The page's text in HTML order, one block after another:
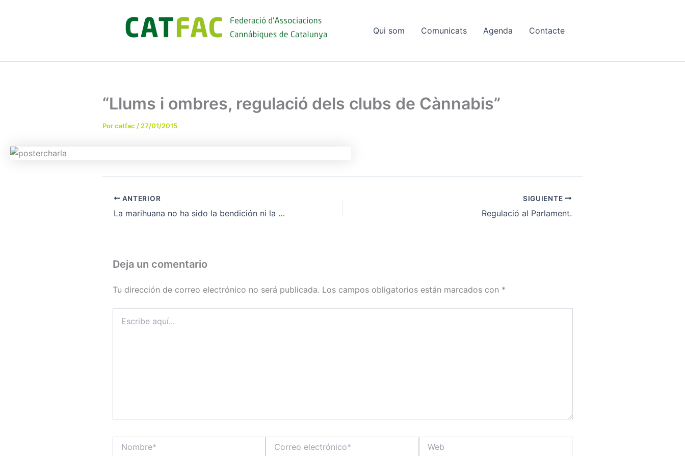
Qui som Comunicats Agenda Contacte
“Llums i ombres, regulació dels clubs de Cànnabis”
Porcatfac / 27/01/2015
ANTERIOR
La marihuana no ha sido la bendición ni la maldición que muchos auguraban.
SIGUIENTE
Regulació al Parlament.
Deja un comentario
Tu dirección de correo electrónico no será publicada. Los campos obligatorios están marcados con *
aquí...
electrónico*